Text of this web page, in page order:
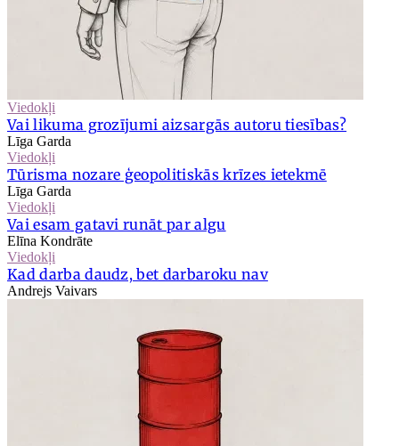
Viedokļi
Vai likuma grozījumi aizsargās autoru tiesības?
Līga Garda
Viedokļi
Tūrisma nozare ģeopolitiskās krīzes ietekmē
Līga Garda
Viedokļi
Vai esam gatavi runāt par algu
Elīna Kondrāte
Viedokļi
Kad darba daudz, bet darbaroku nav
Andrejs Vaivars